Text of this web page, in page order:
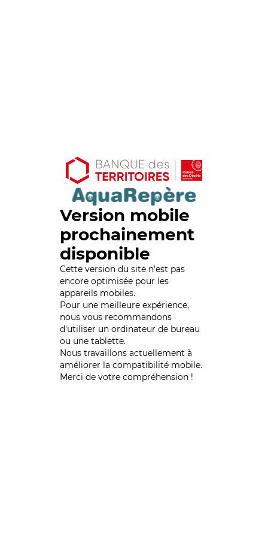
Version mobile
prochainement
disponible
Cette version du site n’est pas
encore optimisée pour les
appareils mobiles.
Pour une meilleure expérience,
nous vous recommandons
d'utiliser un ordinateur de bureau
ou une tablette.
Nous travaillons actuellement à
améliorer la compatibilité mobile.
Merci de votre compréhension !